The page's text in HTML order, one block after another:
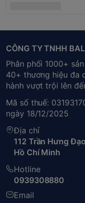
CÔNG TY TNHH
Phân phối 1000+
40+ thương hiệu đa
hành vượt trội lên
Mã số thuế:
ngày 18/12/2025
Địa chỉ
112 Trần Hưng
Hồ Chí Minh
Hotline
0939308880
Email